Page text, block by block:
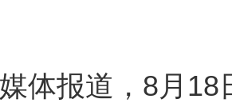
报道，8月18